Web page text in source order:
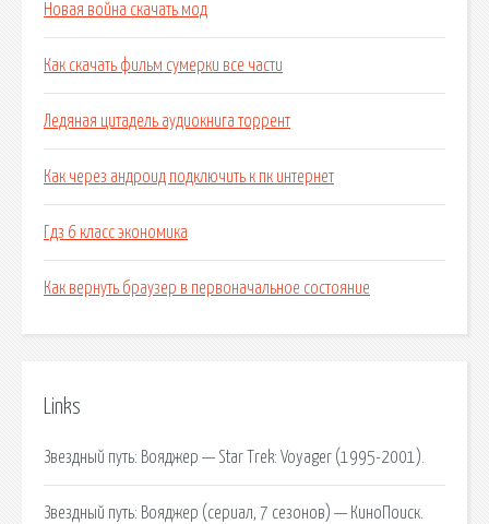
Новая война скачать мод
Как скачать фильм сумерки все части
Ледяная цитадель аудиокнига торрент
Как через андроид подключить к пк интернет
Гдз 6 класс экономика
Как вернуть браузер в первоначальное состояние
Links
Звездный путь: Вояджер — Star Trek: Voyager (1995-2001).
Звездный путь: Вояджер (сериал, 7 сезонов) — КиноПоиск.